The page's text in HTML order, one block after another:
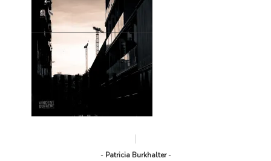
- Patricia Burkhalter-